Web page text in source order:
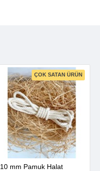
ÇOK SATAN ÜRÜN
10 mm Pamuk Halat